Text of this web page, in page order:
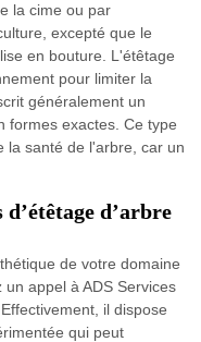
la cime ou par
excepté que le
en bouture. L'étêtage
pour limiter la
généralement un
formes exactes. Ce type
la santé de l'arbre, car un
d’arbre
de votre domaine
appel à ADS Services
il dispose
qui peut